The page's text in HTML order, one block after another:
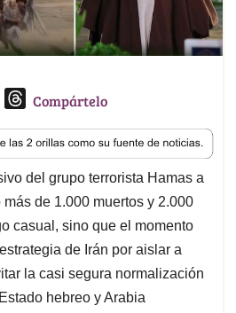
T
r
e
a
d
s
Compártelo
del grupo terrorista Hamas a
más de 1.000 muertos y 2.000
casual, sino que el momento
de Irán por aislar a
la casi segura normalización
hebreo y Arabia